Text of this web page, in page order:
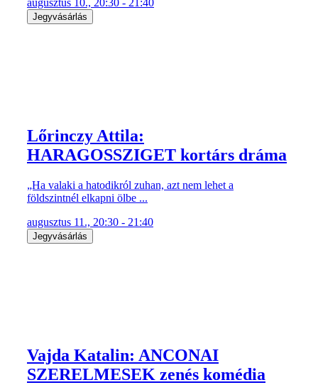
Jegyvásárlás
Lőrinczy Attila:
HARAGOSSZIGET kortárs dráma
„Ha valaki a hatodikról zuhan, azt nem lehet a
földszintnél elkapni ölbe ...
augusztus 11., 20:30 - 21:40
Jegyvásárlás
Vajda Katalin: ANCONAI
SZERELMESEK zenés komédia